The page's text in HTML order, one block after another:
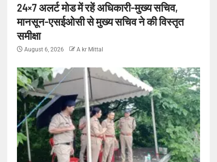
24×7 अलर्ट मोड में रहें अधिकारी-मुख्य सचिव,
मानसून-एसईओसी से मुख्य सचिव ने की विस्तृत
समीक्षा
August 6, 2026 A kr Mittal